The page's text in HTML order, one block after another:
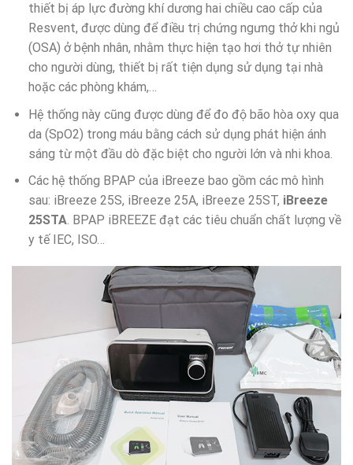
thiết bị áp lực đường khí dương hai chiều cao cấp của
Resvent, được dùng để điều trị chứng ngưng thở khi ngủ
(OSA) ở bệnh nhân, nhằm thực hiện tạo hơi thở tự nhiên
cho người dùng, thiết bị rất tiện dụng sử dụng tại nhà
hoặc các phòng khám,…
Hệ thống này cũng được dùng để đo độ bão hòa oxy qua
da (SpO2) trong máu bằng cách sử dụng phát hiện ánh
sáng từ một đầu dò đặc biệt cho người lớn và nhi khoa.
Các hệ thống BPAP của iBreeze bao gồm các mô hình
sau: iBreeze 25S, iBreeze 25A, iBreeze 25ST, iBreeze
25STA. BPAP iBREEZE đạt các tiêu chuẩn chất lượng về
y tế IEC, ISO…